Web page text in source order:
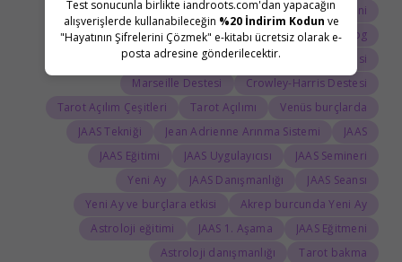
Test sonucunla birlikte iandroots.com'dan yapacağın
alışverişlerde kullanabileceğin %20 İndirim Kodun ve
"Hayatının Şifrelerini Çözmek" e-kitabı ücretsiz olarak e-
posta adresine gönderilecektir.
Tarot'un Kökeni
Tarot Sembolleri
Tarot Uzmanları
Tarolog
Tarot Deste Çeşitleri
Tarot Eğitimi
Rider-Waite Destesi
Thoth Destesi
Crowley-Harris Destesi
Marseille Destesi
Venüs burçlarda
Tarot Açılımı
Tarot Açılım Çeşitleri
JAAS
Jean Adrienne Arınma Sistemi
JAAS Tekniği
JAAS Semineri
JAAS Uygulayıcısı
JAAS Eğitimi
JAAS Seansı
JAAS Danışmanlığı
Yeni Ay
Akrep burcunda Yeni Ay
Yeni Ay ve burçlara etkisi
JAAS Eğitmeni
JAAS 1. Aşama
Astroloji eğitimi
Tarot bakma
Astroloji danışmanlığı